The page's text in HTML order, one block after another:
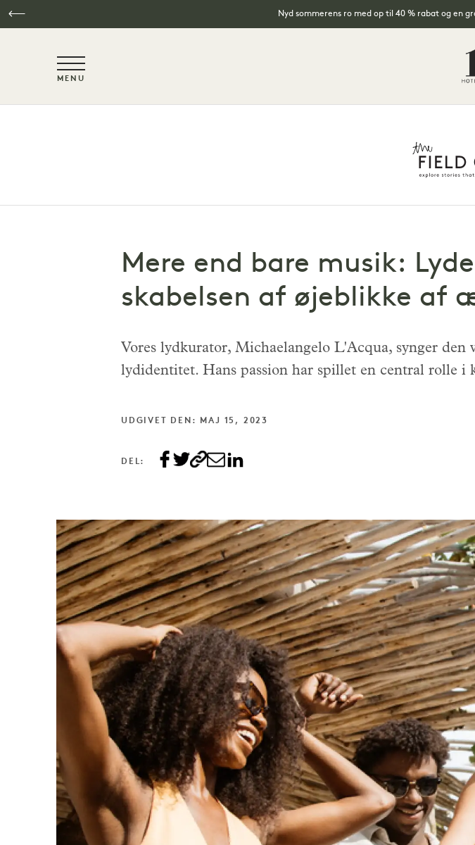
Nyd sommerens ro med op til 40 % rabat og en
NaN / 6
MENU
Mere end bare musik:
skabelsen af øjeblikke af
Vores lydkurator, Michaelangelo L'Acqua, synger
lydidentitet. Hans passion har spillet en central rolle i
UDGIVET DEN: MAJ 15, 2023
DEL: